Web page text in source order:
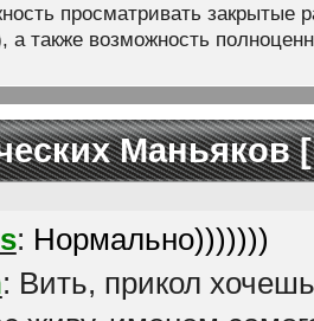
просматривать закрытые
а также возможность
Маньяков [
: Нормально)))))))
: Вить, прикол